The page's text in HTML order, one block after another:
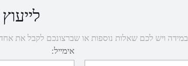
במידה ויש לכם שאלות נוספות או שברצונכם לקבל את אחד
אימייל: